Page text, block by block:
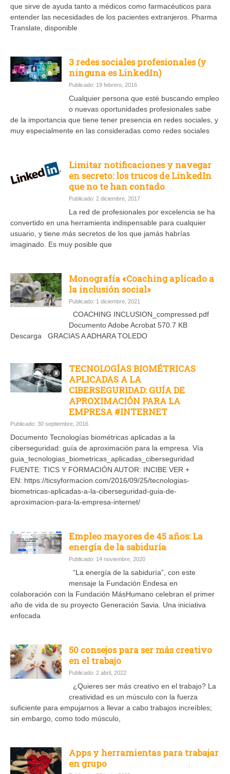
que sirve de ayuda tanto a médicos como farmacéuticos para
entender las necesidades de los pacientes extranjeros. Pharma
Translate, disponible
3 redes sociales profesionales (y
ninguna es LinkedIn)
Publicado: 19 febrero, 2016
Cualquier persona que esté buscando empleo
o nuevas oportunidades profesionales sabe
de la importancia que tiene tener presencia en redes sociales, y
muy especialmente en las consideradas como redes sociales
Limitar notificaciones y navegar
en secreto: los trucos de LinkedIn
que no te han contado
Publicado: 2 diciembre, 2017
La red de profesionales por excelencia se ha
convertido en una herramienta indispensable para cualquier
usuario, y tiene más secretos de los que jamás habrías
imaginado. Es muy posible que
Monografía «Coaching aplicado a
la inclusión social»
Publicado: 1 diciembre, 2021
COACHING INCLUSION_compressed.pdf
Documento Adobe Acrobat 570.7 KB
Descarga GRACIAS A ADHARA TOLEDO
TECNOLOGÍAS BIOMÉTRICAS
APLICADAS A LA
CIBERSEGURIDAD: GUÍA DE
APROXIMACIÓN PARA LA
EMPRESA #INTERNET
Publicado: 30 septiembre, 2016
Documento Tecnologías biométricas aplicadas a la
ciberseguridad: guía de aproximación para la empresa. Vía
guia_tecnologias_biometricas_aplicadas_ciberseguridad
FUENTE: TICS Y FORMACIÓN AUTOR: INCIBE VER +
EN: https://ticsyformacion.com/2016/09/25/tecnologias-
biometricas-aplicadas-a-la-ciberseguridad-guia-de-
aproximacion-para-la-empresa-internet/
Empleo mayores de 45 años: La
energía de la sabiduría
Publicado: 14 noviembre, 2020
“La energía de la sabiduría”, con este
mensaje la Fundación Endesa en
colaboración con la Fundación MásHumano celebran el primer
año de vida de su proyecto Generación Savia. Una iniciativa
enfocada
50 consejos para ser más creativo
en el trabajo
Publicado: 2 abril, 2022
¿Quieres ser más creativo en el trabajo? La
creatividad es un músculo con la fuerza
suficiente para empujarnos a llevar a cabo trabajos increíbles;
sin embargo, como todo músculo,
Apps y herramientas para trabajar
en grupo